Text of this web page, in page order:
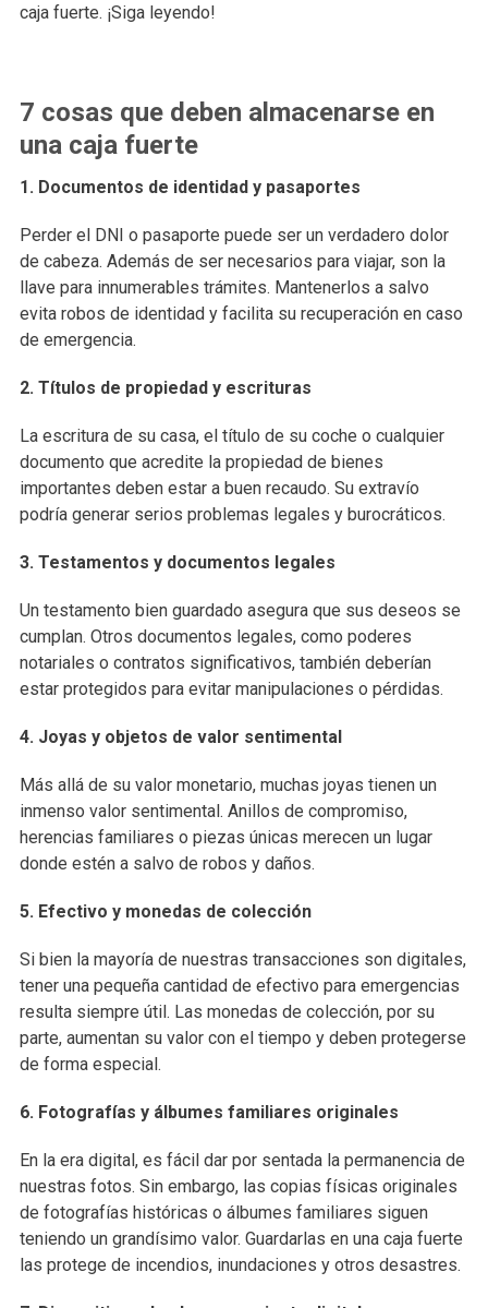
caja fuerte. ¡Siga leyendo!
7 cosas que deben almacenarse en
una caja fuerte
1. Documentos de identidad y pasaportes
Perder el DNI o pasaporte puede ser un verdadero dolor
de cabeza. Además de ser necesarios para viajar, son la
llave para innumerables trámites. Mantenerlos a salvo
evita robos de identidad y facilita su recuperación en caso
de emergencia.
2. Títulos de propiedad y escrituras
La escritura de su casa, el título de su coche o cualquier
documento que acredite la propiedad de bienes
importantes deben estar a buen recaudo. Su extravío
podría generar serios problemas legales y burocráticos.
3. Testamentos y documentos legales
Un testamento bien guardado asegura que sus deseos se
cumplan. Otros documentos legales, como poderes
notariales o contratos significativos, también deberían
estar protegidos para evitar manipulaciones o pérdidas.
4. Joyas y objetos de valor sentimental
Más allá de su valor monetario, muchas joyas tienen un
inmenso valor sentimental. Anillos de compromiso,
herencias familiares o piezas únicas merecen un lugar
donde estén a salvo de robos y daños.
5. Efectivo y monedas de colección
Si bien la mayoría de nuestras transacciones son digitales,
tener una pequeña cantidad de efectivo para emergencias
resulta siempre útil. Las monedas de colección, por su
parte, aumentan su valor con el tiempo y deben protegerse
de forma especial.
6. Fotografías y álbumes familiares originales
En la era digital, es fácil dar por sentada la permanencia de
nuestras fotos. Sin embargo, las copias físicas originales
de fotografías históricas o álbumes familiares siguen
teniendo un grandísimo valor. Guardarlas en una caja fuerte
las protege de incendios, inundaciones y otros desastres.